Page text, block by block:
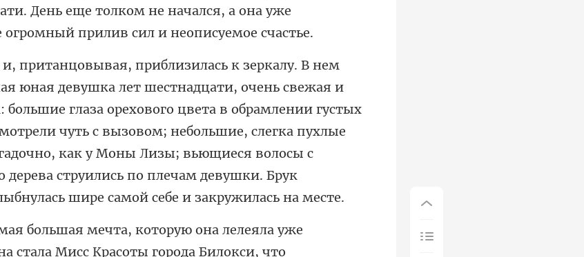
День еще толком не начался, а она уже
большие глаза орехового цвета в обрамлении густых
чуть с вызовом; небольшие, слегка пухлые
как у Мо
ала Мисс Красоты города Билокси, что